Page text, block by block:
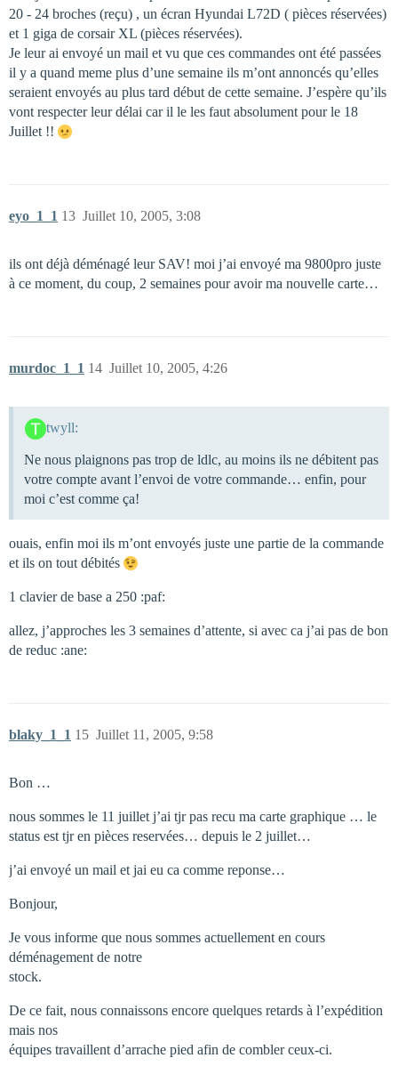
20 - 24 broches (reçu) , un écran Hyundai L72D ( pièces réservées)
et 1 giga de corsair XL (pièces réservées).
Je leur ai envoyé un mail et vu que ces commandes ont été passées
il y a quand meme plus d’une semaine ils m’ont annoncés qu’elles
seraient envoyés au plus tard début de cette semaine. J’espère qu’ils
vont respecter leur délai car il le les faut absolument pour le 18
Juillet !!
eyo_1_1 Juillet 10, 2005, 3:08
13
ils ont déjà déménagé leur SAV! moi j’ai envoyé ma 9800pro juste
à ce moment, du coup, 2 semaines pour avoir ma nouvelle carte…
murdoc_1_1 Juillet 10, 2005, 4:26
14
twyll:
Ne nous plaignons pas trop de ldlc, au moins ils ne débitent pas
votre compte avant l’envoi de votre commande… enfin, pour
moi c’est comme ça!
ouais, enfin moi ils m’ont envoyés juste une partie de la commande
et ils on tout débités
1 clavier de base a 250 :paf:
allez, j’approches les 3 semaines d’attente, si avec ca j’ai pas de bon
de reduc :ane:
blaky_1_1 Juillet 11, 2005, 9:58
15
Bon …
nous sommes le 11 juillet j’ai tjr pas recu ma carte graphique … le
status est tjr en pièces reservées… depuis le 2 juillet…
j’ai envoyé un mail et jai eu ca comme reponse…
Bonjour,
Je vous informe que nous sommes actuellement en cours
déménagement de notre
stock.
De ce fait, nous connaissons encore quelques retards à l’expédition
mais nos
équipes travaillent d’arrache pied afin de combler ceux-ci.